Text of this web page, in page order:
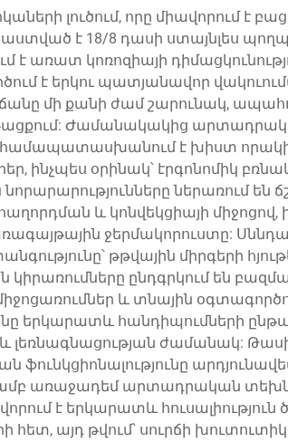
լուծում, որը միավորում է
է 18/8 դասի ստայնլես
է առատ կոռոզիայի
է երկու պատյանավոր
մի քանի ժամ շարունակ,
Ժամանակակից
համապատասխանում է խիստ
ինչպես օրինակ՝ էրգոնոմիկ
ներառում են
և կոնվեկցիայի միջոցով,
ջերմակորուստը:
թթվային միրգերի
ընդգրկում են
և տնային
երկարատև հանդիպումների
և լեռնագնացության ժամանակ:
առաջադեմ արտադրական
է երկարատև հուսալիություն
այդ թվում՝ սուրճի